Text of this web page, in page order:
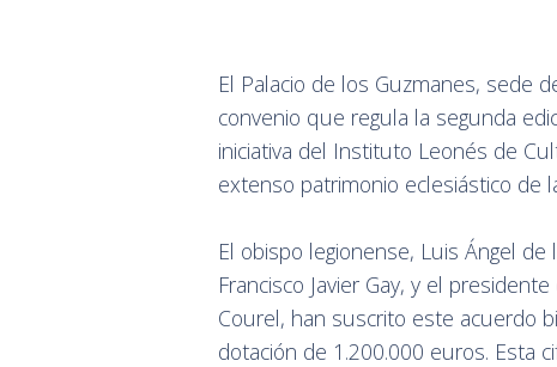
El Palacio de los Guzmanes, sede
convenio que regula la segunda
iniciativa del Instituto Leonés de
extenso patrimonio eclesiástico de
El obispo legionense, Luis Ángel
Francisco Javier Gay, y el
Courel, han suscrito este acuerdo
dotación de 1.200.000 euros. Esta